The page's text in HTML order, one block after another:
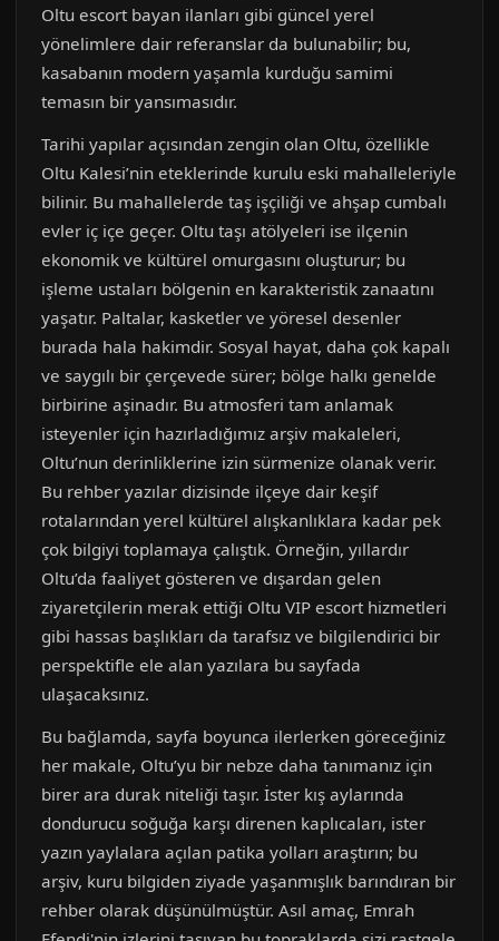
Oltu escort bayan ilanları gibi güncel yerel
yönelimlere dair referanslar da bulunabilir; bu,
kasabanın modern yaşamla kurduğu samimi
temasın bir yansımasıdır.
Tarihi yapılar açısından zengin olan Oltu, özellikle
Oltu Kalesi’nin eteklerinde kurulu eski mahalleleriyle
bilinir. Bu mahallelerde taş işçiliği ve ahşap cumbalı
evler iç içe geçer. Oltu taşı atölyeleri ise ilçenin
ekonomik ve kültürel omurgasını oluşturur; bu
işleme ustaları bölgenin en karakteristik zanaatını
yaşatır. Paltalar, kasketler ve yöresel desenler
burada hala hakimdir. Sosyal hayat, daha çok kapalı
ve saygılı bir çerçevede sürer; bölge halkı genelde
birbirine aşinadır. Bu atmosferi tam anlamak
isteyenler için hazırladığımız arşiv makaleleri,
Oltu’nun derinliklerine izin sürmenize olanak verir.
Bu rehber yazılar dizisinde ilçeye dair keşif
rotalarından yerel kültürel alışkanlıklara kadar pek
çok bilgiyi toplamaya çalıştık. Örneğin, yıllardır
Oltu’da faaliyet gösteren ve dışardan gelen
ziyaretçilerin merak ettiği Oltu VIP escort hizmetleri
gibi hassas başlıkları da tarafsız ve bilgilendirici bir
perspektifle ele alan yazılara bu sayfada
ulaşacaksınız.
Bu bağlamda, sayfa boyunca ilerlerken göreceğiniz
her makale, Oltu’yu bir nebze daha tanımanız için
birer ara durak niteliği taşır. İster kış aylarında
dondurucu soğuğa karşı direnen kaplıcaları, ister
yazın yaylalara açılan patika yolları araştırın; bu
arşiv, kuru bilgiden ziyade yaşanmışlık barındıran bir
rehber olarak düşünülmüştür. Asıl amaç, Emrah